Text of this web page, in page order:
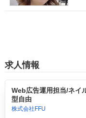
求人情報
Web広告運用担当/ネイ
型自由
株式会社FFU